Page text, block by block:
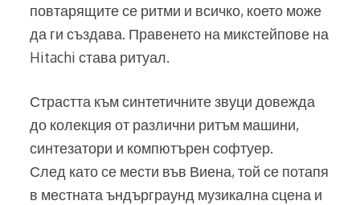
повтарящите се ритми и всичко, което може
да ги създава. Правенето на микстейпове на
Hitachi става ритуал.
Страстта към синтетичните звуци довежда
до колекция от различни ритъм машини,
синтезатори и компютърен софтуер.
След като се мести във Виена, той се потапя
в местната ъндърграунд музикална сцена и